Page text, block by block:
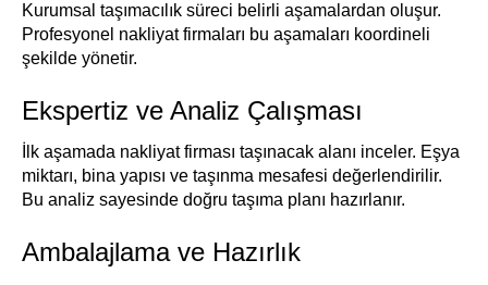
Kurumsal taşımacılık süreci belirli aşamalardan oluşur.
Profesyonel nakliyat firmaları bu aşamaları koordineli
şekilde yönetir.
Ekspertiz ve Analiz Çalışması
İlk aşamada nakliyat firması taşınacak alanı inceler. Eşya
miktarı, bina yapısı ve taşınma mesafesi değerlendirilir.
Bu analiz sayesinde doğru taşıma planı hazırlanır.
Ambalajlama ve Hazırlık